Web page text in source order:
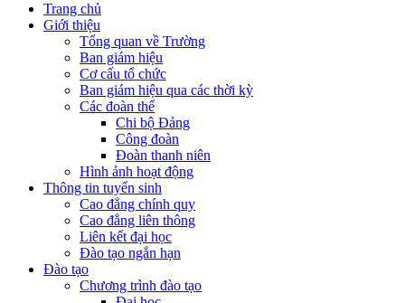
Trang chủ
Giới thiệu
Tổng quan về Trường
Ban giám hiệu
Cơ cấu tổ chức
Ban giám hiệu qua các thời kỳ
Các đoàn thể
Chi bộ Đảng
Công đoàn
Đoàn thanh niên
Hình ảnh hoạt động
Thông tin tuyển sinh
Cao đẳng chính quy
Cao đẳng liên thông
Liên kết đại học
Đào tạo ngắn hạn
Đào tạo
Chương trình đào tạo